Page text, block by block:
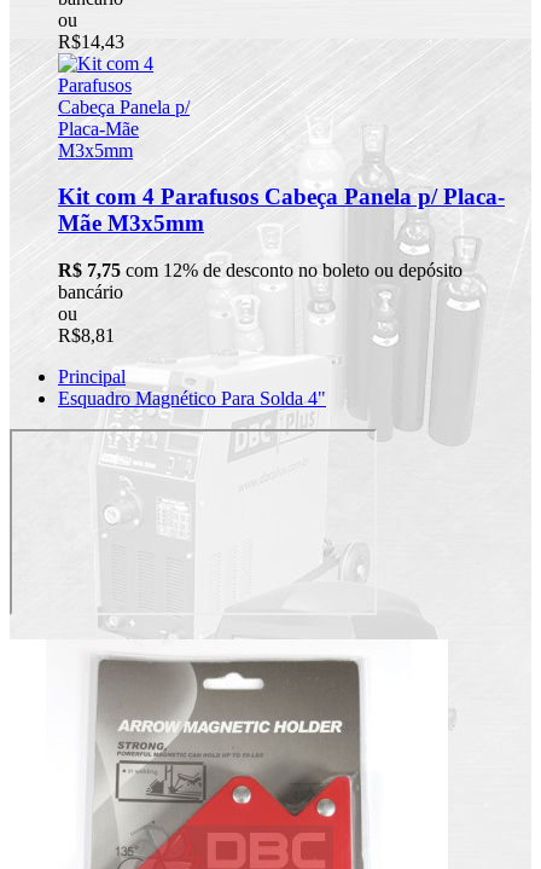
ou
R$14,43
Kit com 4 Parafusos Cabeça Panela p/ Placa-
Mãe M3x5mm
R$ 7,75 com 12% de desconto no boleto ou depósito
bancário
ou
R$8,81
Principal
Esquadro Magnético Para Solda 4"